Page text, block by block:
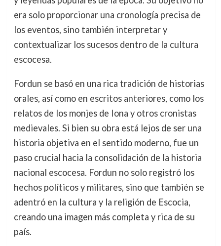
era solo proporcionar una cronología precisa de
los eventos, sino también interpretar y
contextualizar los sucesos dentro de la cultura
escocesa.
Fordun se basó en una rica tradición de historias
orales, así como en escritos anteriores, como los
relatos de los monjes de Iona y otros cronistas
medievales. Si bien su obra está lejos de ser una
historia objetiva en el sentido moderno, fue un
paso crucial hacia la consolidación de la historia
nacional escocesa. Fordun no solo registró los
hechos políticos y militares, sino que también se
adentró en la cultura y la religión de Escocia,
creando una imagen más completa y rica de su
país.